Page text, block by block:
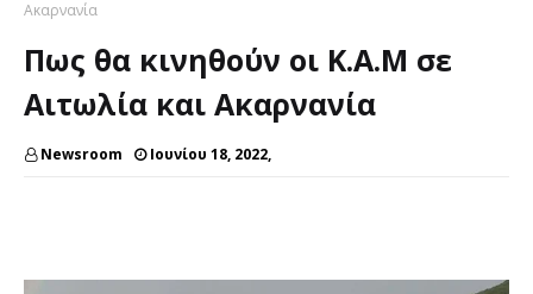
Ακαρνανία
Πως θα κινηθούν οι Κ.Α.Μ σε
Αιτωλία και Ακαρνανία
Newsroom Ιουνίου 18, 2022,